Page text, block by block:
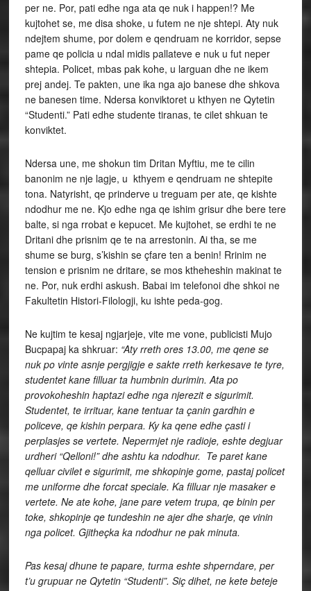
per ne. Por, pati edhe nga ata qe nuk i happen!? Me
kujtohet se, me disa shoke, u futem ne nje shtepi. Aty nuk
ndejtem shume, por dolem e qendruam ne korridor, sepse
pame qe policia u ndal midis pallateve e nuk u fut neper
shtepia. Policet, mbas pak kohe, u larguan dhe ne ikem
prej andej. Te pakten, une ika nga ajo banese dhe shkova
ne banesen time. Ndersa konviktoret u kthyen ne Qytetin
“Studenti.” Pati edhe studente tiranas, te cilet shkuan te
konviktet.
Ndersa une, me shokun tim Dritan Myftiu, me te cilin
banonim ne nje lagje, u kthyem e qendruam ne shtepite
tona. Natyrisht, qe prinderve u treguam per ate, qe kishte
ndodhur me ne. Kjo edhe nga qe ishim grisur dhe bere tere
balte, si nga rrobat e kepucet. Me kujtohet, se erdhi te ne
Dritani dhe prisnim qe te na arrestonin. Ai tha, se me
shume se burg, s’kishin se çfare ten a benin! Rrinim ne
tension e prisnim ne dritare, se mos ktheheshin makinat te
ne. Por, nuk erdhi askush. Babai im telefonoi dhe shkoi ne
Fakultetin Histori-Filologji, ku ishte peda-gog.
Ne kujtim te kesaj ngjarjeje, vite me vone, publicisti Mujo
Bucpapaj ka shkruar: “Aty rreth ores 13.00, me qene se
nuk po vinte asnje pergjigje e sakte rreth kerkesave te tyre,
studentet kane filluar ta humbnin durimin. Ata po
provokoheshin haptazi edhe nga njerezit e sigurimit.
Studentet, te irrituar, kane tentuar ta çanin gardhin e
policeve, qe kishin perpara. Ky ka qene edhe çasti i
perplasjes se vertete. Nepermjet nje radioje, eshte degjuar
urdheri “Qelloni!” dhe ashtu ka ndodhur. Te paret kane
qelluar civilet e sigurimit, me shkopinje gome, pastaj policet
me uniforme dhe forcat speciale. Ka filluar nje masaker e
vertete. Ne ate kohe, jane pare vetem trupa, qe binin per
toke, shkopinje qe tundeshin ne ajer dhe sharje, qe vinin
nga policet. Gjitheçka ka ndodhur ne pak minuta.
Pas kesaj dhune te papare, turma eshte shperndare, per
t’u grupuar ne Qytetin “Studenti”. Siç dihet, ne kete beteje